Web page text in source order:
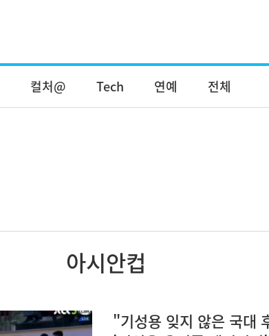
컬처@ Tech 연예 전체
아시안컵
"기성용 잊지 않은 국대